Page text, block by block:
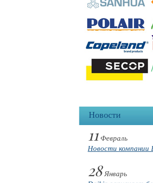
Новости
11 Февраль
Новости компании
28Январь